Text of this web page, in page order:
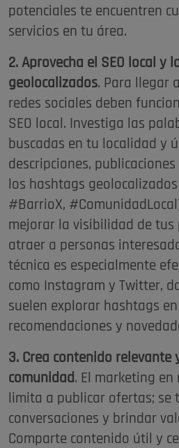
potenciales te encuentren
servicios en tu área.
2. Aprovecha el SEO local y
geolocalizados. Para llegar
redes sociales deben
SEO local. Investiga las
buscadas en tu localidad y
descripciones,
los hashtags
#BarrioX,
mejorar la visibilidad de tus
atraer a personas
técnica es especialmente
como Instagram y Twitter,
suelen explorar hashtags
recomendaciones y
3. Crea contenido relevante
comunidad. El marketing en
limita a publicar ofertas; se
conversaciones y brindar
Comparte contenido útil y